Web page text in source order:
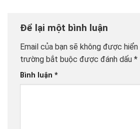
Để lại một bình luận
Email của bạn sẽ không được
trường bắt buộc được đánh dấu *
Bình luận *